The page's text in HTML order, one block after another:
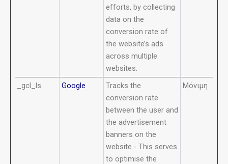
efforts, by collecting
data on the
conversion rate of
the website’s ads
across multiple
websites.
_gcl_ls Google
Tracks the
conversion rate
between the user and
the advertisement
banners on the
website - This serves
to optimise the
Μόνιμη